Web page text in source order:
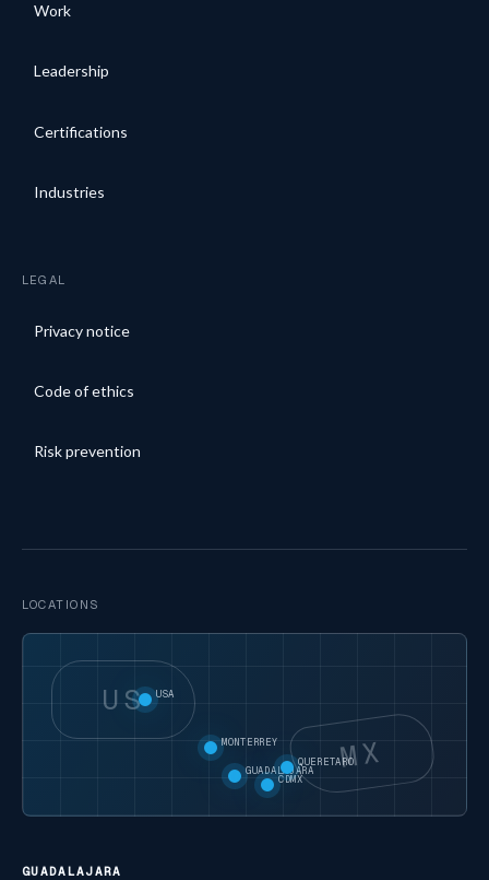
Work
Leadership
Certifications
Industries
LEGAL
Privacy notice
Code of ethics
Risk prevention
LOCATIONS
US
MX
USA
MONTERREY
GUADALAJARA
CDMX
QUERETARO
GUADALAJARA